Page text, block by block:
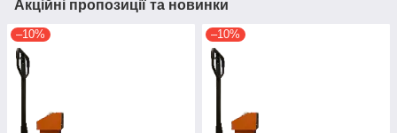
Акційні пропозиції та новинки
–10% –10%